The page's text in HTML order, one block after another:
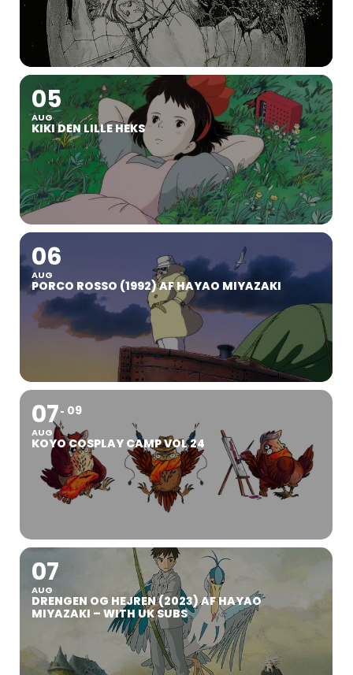
05
AUG
KIKI DEN LILLE HEKS
06
AUG
PORCO ROSSO (1992) AF HAYAO MIYAZAKI
07
AUG
09
KOYO COSPLAY CAMP VOL 24
07
AUG
DRENGEN OG HEJREN (2023) AF HAYAO
MIYAZAKI – WITH UK SUBS